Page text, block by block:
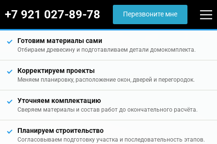
+7 921 027-89-78 Перезвоните мне
Готовим материалы сами
Отбираем древесину и подготавливаем детали домокомплекта.
Корректируем проекты
Меняем планировку, расположение окон, дверей и перегородок.
Уточняем комплектацию
Сверяем материалы и состав работ до окончательного расчёта.
Планируем строительство
Согласовываем подготовку участка и последовательность этапов.